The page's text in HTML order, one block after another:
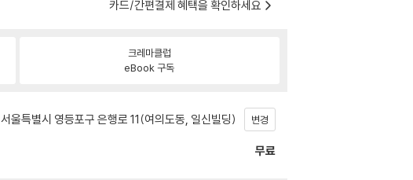
카드/간편결제 혜택을 확인하세요
크레마클럽
eBook 구독
서울특별시 영등포구 은행로 11(여의도동, 일신빌딩) 변경
무료